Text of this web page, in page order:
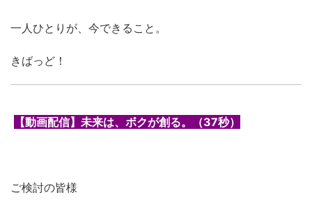
一人ひとりが、今できること。
きばっど！
【動画配信】未来は、ボクが創る。（37秒）
ご検討の皆様